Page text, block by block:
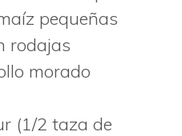
pequeñas
rodajas
morado
(1/2 taza de